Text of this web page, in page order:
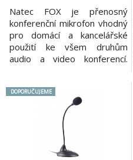
Natec FOX je přenosný
konferenční mikrofon vhodný
pro domácí a kancelářské
použití ke všem druhům
audio a video konferencí.
výrazně zlepšuje kvalitu
zvuku během hovoru. Díky
vyváženému poměru
citlivosti -58 dB mikrofon
zachytí jen hlasy nacházející
se v blízkém okolí. PRÍLEPNÝ
DOPORUČUJEME